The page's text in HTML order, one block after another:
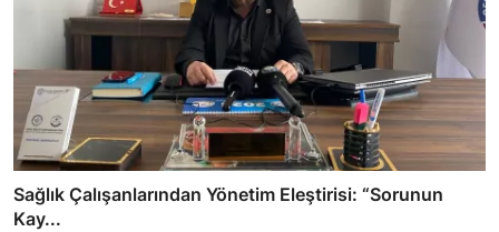
Sağlık Çalışanlarından Yönetim Eleştirisi: “Sorunun
Kay...